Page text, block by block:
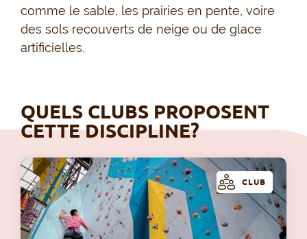
comme le sable, les prairies en pente, voire
des sols recouverts de neige ou de glace
artificielles.
QUELS CLUBS PROPOSENT
CETTE DISCIPLINE?
CLUB